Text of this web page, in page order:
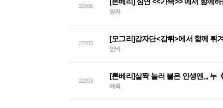
22206
밍차
22205
[모그리]감자단<감튀>에서 함께 튀
임비
22203
[톤베리]살짝 눌러 붙은 인생엔,,, 누
예록